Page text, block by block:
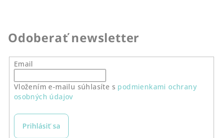
Odoberať newsletter
Email
Vložením e-mailu súhlasíte s podmienkami ochrany
osobných údajov
Prihlásiť sa